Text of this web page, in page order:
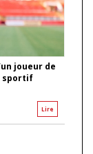
joueur de
sportif
Lire